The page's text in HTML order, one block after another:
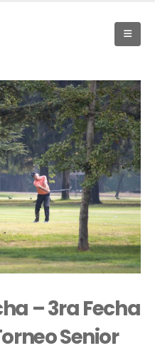
– 3ra Fecha
Senior